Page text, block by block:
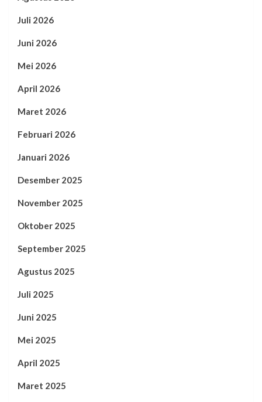
Juli 2026
Juni 2026
Mei 2026
April 2026
Maret 2026
Februari 2026
Januari 2026
Desember 2025
November 2025
Oktober 2025
September 2025
Agustus 2025
Juli 2025
Juni 2025
Mei 2025
April 2025
Maret 2025